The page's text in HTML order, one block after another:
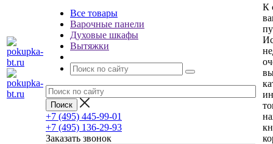
Все товары
Варочные панели
Духовые шкафы
Вытяжки
+7 (495) 445-99-01
+7 (495) 136-29-93
Заказать звонок
К